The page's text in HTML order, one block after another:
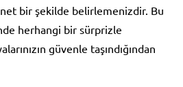
bir şekilde belirlemenizdir. Bu
herhangi bir sürprizle
güvenle taşındığından